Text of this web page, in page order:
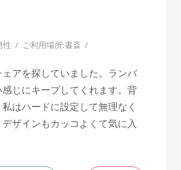
性 ご利用場所:書斎
アを探していました。ランバ
じにキープしてくれます。背
はハードに設定して無理なく
ザインもカッコよくて気に入